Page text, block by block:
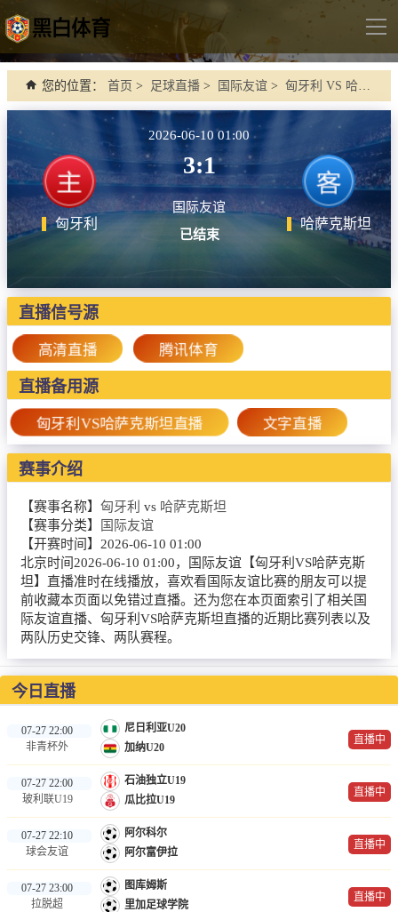
导
首页
德甲
法甲
西甲
世界杯
欧冠杯
中超
篮球直播
NBA
CBA
录像
足球录像
篮球录像
新闻
足球新闻
篮球新闻
您的位置： 首页 > 足球直播 > 国际友谊 > 匈牙利 VS 哈萨克斯坦
匈牙利
2026-06-10 01:00
3:1
国际友谊
已结束
哈萨克斯坦
直播信号源
高清直播 腾讯体育
直播备用源
匈牙利VS哈萨克斯坦直播 文字直播
赛事介绍
【赛事名称】 匈牙利 vs 哈萨克斯坦
【赛事分类】
国际友谊
【开赛时间】 2026-06-10 01:00
北京时间2026-06-10 01:00，国际友谊【匈牙利VS哈萨克斯
坦】直播准时在线播放，喜欢看国际友谊比赛的朋友可以提
前收藏本页面以免错过直播。还为您在本页面索引了相关国
际友谊直播、匈牙利VS哈萨克斯坦直播的近期比赛列表以及
两队历史交锋、两队赛程。
今日直播
07-27 22:00
非青杯外
尼日利亚U20
加纳U20
直播中
07-27 22:00
玻利联U19
石油独立U19
瓜比拉U19
直播中
07-27 22:10
球会友谊
阿尔科尔
阿尔富伊拉
直播中
07-27 23:00
拉脱超
图库姆斯
里加足球学院
直播中